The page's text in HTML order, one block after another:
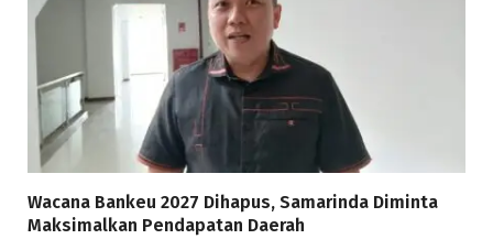
Wacana Bankeu 2027 Dihapus, Samarinda Diminta
Maksimalkan Pendapatan Daerah